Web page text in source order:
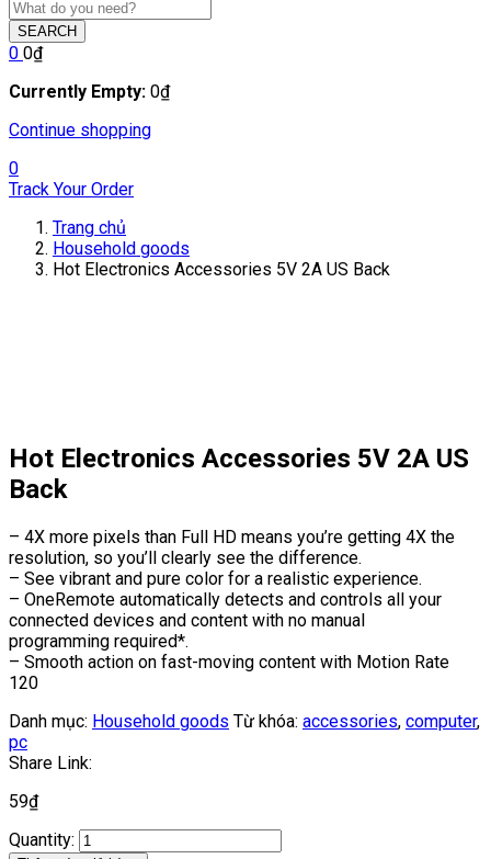
SEARCH
0 0₫
Currently Empty: 0₫
Continue shopping
0
Track Your Order
Trang chủ
Household goods
Hot Electronics Accessories 5V 2A US Back
Hot Electronics Accessories 5V 2A US
Back
– 4X more pixels than Full HD means you’re getting 4X the
resolution, so you’ll clearly see the difference.
– See vibrant and pure color for a realistic experience.
– OneRemote automatically detects and controls all your
connected devices and content with no manual
programming required*.
– Smooth action on fast-moving content with Motion Rate
120
Danh mục: Household goods Từ khóa: accessories, computer,
pc
Share Link:
59₫
Quantity: